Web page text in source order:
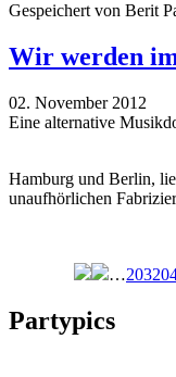
Gespeichert von Berit
Wir werden
02. November 2012
Eine alternative
Hamburg und Berlin,
unaufhörlichen
…203
Partypics